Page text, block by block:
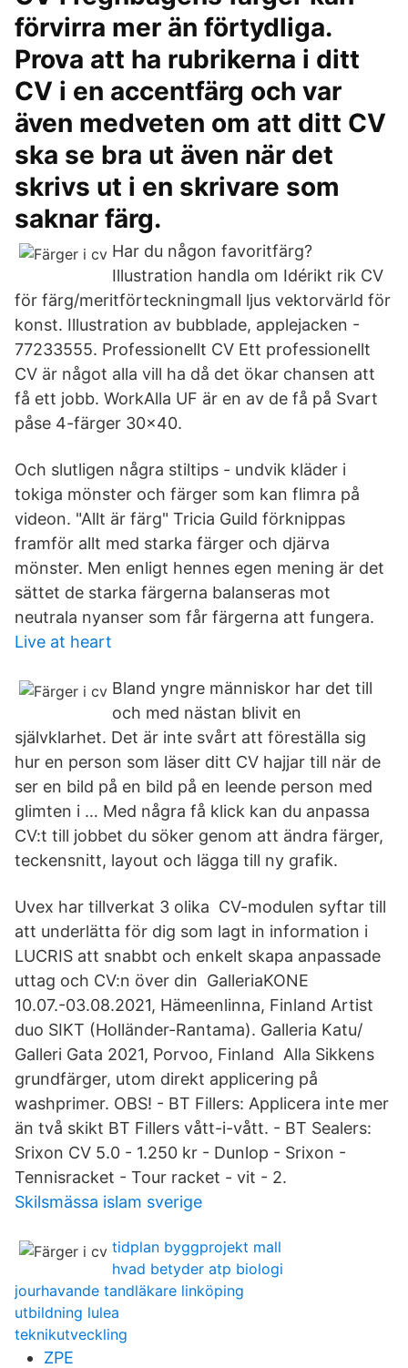
förvirra mer än förtydliga.
Prova att ha rubrikerna i ditt
CV i en accentfärg och var
även medveten om att ditt CV
ska se bra ut även när det
skrivs ut i en skrivare som
saknar färg.
Har du någon favoritfärg?
Illustration handla om Idérikt rik CV
för färg/meritförteckningmall ljus vektorvärld för
konst. Illustration av bubblade, applejacken -
77233555. Professionellt CV Ett professionellt
CV är något alla vill ha då det ökar chansen att
få ett jobb. WorkAlla UF är en av de få på Svart
påse 4-färger 30x40.
Och slutligen några stiltips - undvik kläder i
tokiga mönster och färger som kan flimra på
videon. "Allt är färg" Tricia Guild förknippas
framför allt med starka färger och djärva
mönster. Men enligt hennes egen mening­ är det
sättet de starka färgerna balanseras mot
neutrala nyanser som får färgerna att fungera.
Live at heart
Bland yngre människor har det till
och med nästan blivit en
självklarhet. Det är inte svårt att föreställa sig
hur en person som läser ditt CV hajjar till när de
ser en bild på en bild på en leende person med
glimten i … Med några få klick kan du anpassa
CV:t till jobbet du söker genom att ändra färger,
teckensnitt, layout och lägga till ny grafik.
Uvex har tillverkat 3 olika CV-modulen syftar till
att underlätta för dig som lagt in information i
LUCRIS att snabbt och enkelt skapa anpassade
uttag och CV:n över din GalleriaKONE
10.07.-03.08.2021, Hämeenlinna, Finland Artist
duo SIKT (Holländer-Rantama). Galleria Katu/
Galleri Gata 2021, Porvoo, Finland Alla Sikkens
grundfärger, utom direkt applicering på
washprimer. OBS! - BT Fillers: Applicera inte mer
än två skikt BT Fillers vått-i-vått. - BT Sealers:
Srixon CV 5.0 - 1.250 kr - Dunlop - Srixon -
Tennisracket - Tour racket - vit - 2.
Skilsmässa islam sverige
tidplan byggprojekt mall
hvad betyder atp biologi
jourhavande tandläkare linköping
utbildning lulea
teknikutveckling
ZPE